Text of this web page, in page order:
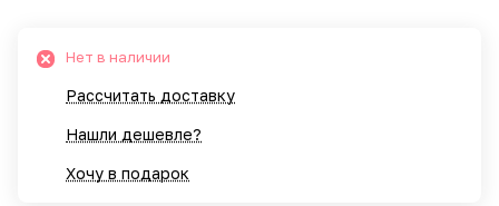
Нет в наличии
Рассчитать доставку
Нашли дешевле?
Хочу в подарок